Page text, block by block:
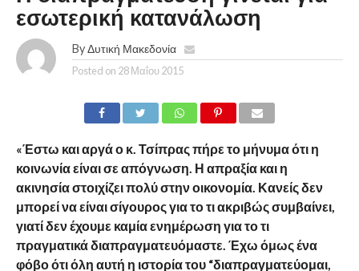
εσωτερική κατανάλωση
By Δυτική Μακεδονία
Posted on 28 Μαΐου 2015
«Έστω και αργά ο κ. Τσίπρας πήρε το μήνυμα ότι η
κοινωνία είναι σε απόγνωση. Η απραξία και η
ακινησία στοιχίζει πολύ στην οικονομία. Κανείς δεν
μπορεί να είναι σίγουρος για το τι ακριβώς συμβαίνει,
γιατί δεν έχουμε καμία ενημέρωση για το τι
πραγματικά διαπραγματευόμαστε. Έχω όμως ένα
φόβο ότι όλη αυτή η ιστορία του “διαπραγματεύομαι,